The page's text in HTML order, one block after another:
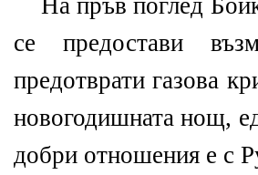
На пръв поглед
се предостави
предотврати газова
новогодишната нощ,
добри отношения е с